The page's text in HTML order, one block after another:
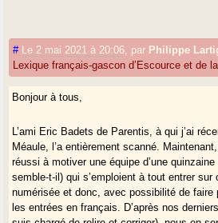
# Le 2 mai 2021 à 20:06 par Philippe
Lexique français-gascon d’Escource et de
Bonjour à tous,
L’ami Eric Badets de Parentis, à qui j’ai
Méaule, l’a entièrement scanné.
réussi à motiver une équipe d’une
semble-t-il) qui s’emploient à tout entrer
numérisée et donc, avec possibilité de faire
les entrées en français. D’après nos